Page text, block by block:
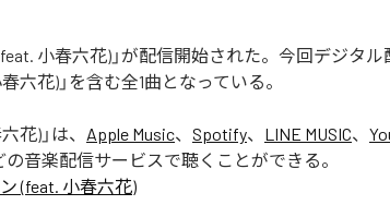
小春六花)」が配信開始された。今回デジタ
六花)」を含む全1曲となっている。
花) 」は、 Apple Music、 Spotify、 LINE MUSIC、
の音楽配信サービスで聴くことができる。
(feat. 小春六花)